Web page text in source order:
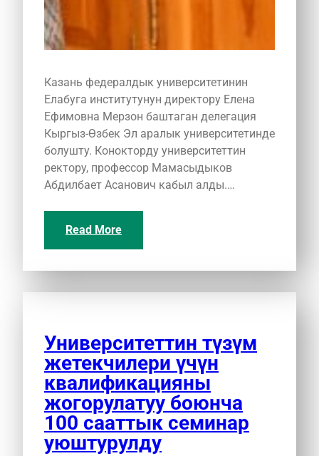
Казань федералдык университетинин
Елабуга институтунун директору Елена
Ефимовна Мерзон баштаган делегация
Кыргыз-Өзбек Эл аралык университетинде
болушту. Конокторду университеттин
ректору, профессор Мамасыдыков
Абдилбает Асанович кабыл алды.…
Read More
Университеттин түзүм
жетекчилери үчүн
квалификацияны
жогорулатуу боюнча
100 сааттык семинар
уюштурулду